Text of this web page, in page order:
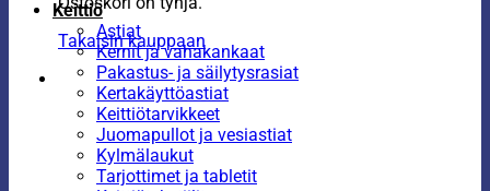
Takaisin kauppaan
Keittiö
Astiat
Kernit ja vahakankaat
Pakastus- ja säilytysrasiat
Kertakäyttöastiat
Keittiötarvikkeet
Juomapullot ja vesiastiat
Kylmälaukut
Tarjottimet ja tabletit